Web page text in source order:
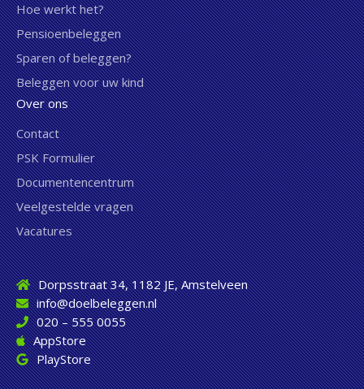
Hoe werkt het?
Pensioenbeleggen
Sparen of beleggen?
Beleggen voor uw kind
Over ons
Contact
PSK Formulier
Documentencentrum
Veelgestelde vragen
Vacatures
Dorpsstraat 34, 1182 JE, Amstelveen
info@doelbeleggen.nl
020 – 555 0055
AppStore
PlayStore